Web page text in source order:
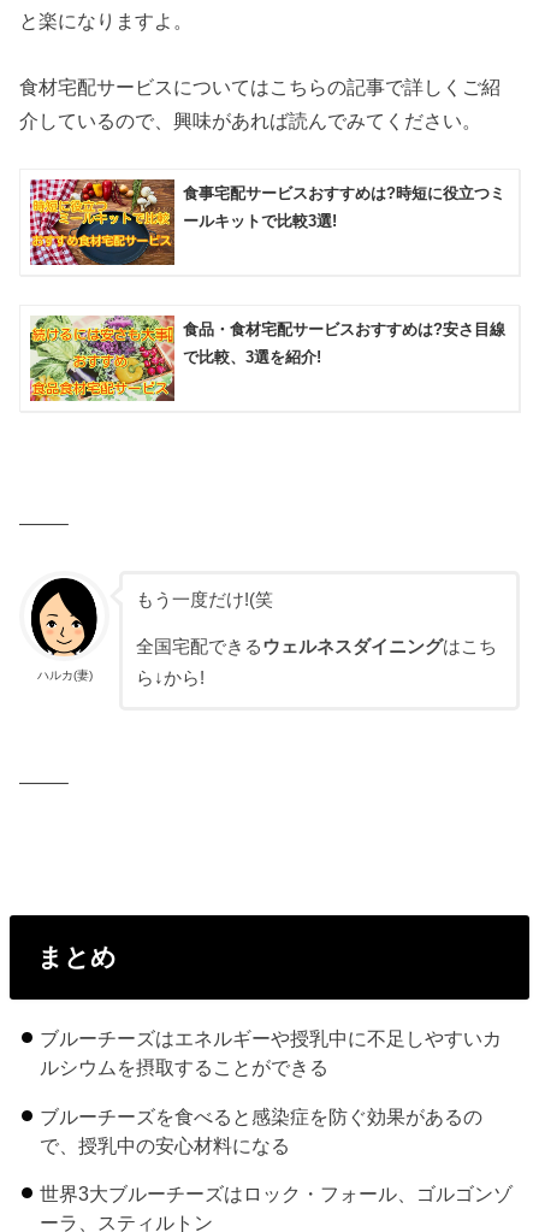
と楽になりますよ。
食材宅配サービスについてはこちらの記事で詳しくご紹
介しているので、興味があれば読んでみてください。
食事宅配サービスおすすめは?時短に役立つミ
ールキットで比較3選!
食品・食材宅配サービスおすすめは?安さ目線
で比較、3選を紹介!
——–
ハルカ(妻)
もう一度だけ!(笑
全国宅配できるウェルネスダイニングはこち
ら↓から!
——–
まとめ
ブルーチーズはエネルギーや授乳中に不足しやすいカ
ルシウムを摂取することができる
ブルーチーズを食べると感染症を防ぐ効果があるの
で、授乳中の安心材料になる
世界3大ブルーチーズはロック・フォール、ゴルゴンゾ
ーラ、スティルトン